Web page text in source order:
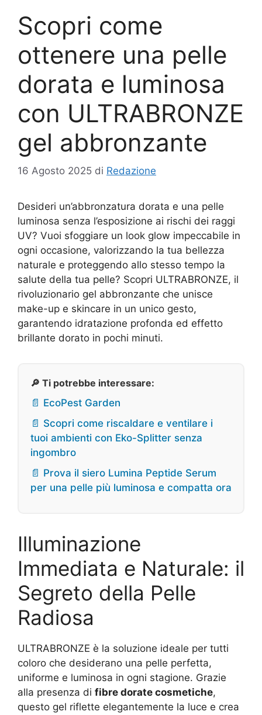
Scopri come
ottenere una pelle
dorata e luminosa
con ULTRABRONZE
gel abbronzante
16 Agosto 2025 di Redazione
Desideri un’abbronzatura dorata e una pelle
luminosa senza l’esposizione ai rischi dei raggi
UV? Vuoi sfoggiare un look glow impeccabile in
ogni occasione, valorizzando la tua bellezza
naturale e proteggendo allo stesso tempo la
salute della tua pelle? Scopri ULTRABRONZE, il
rivoluzionario gel abbronzante che unisce
make-up e skincare in un unico gesto,
garantendo idratazione profonda ed effetto
brillante dorato in pochi minuti.
🔎 Ti potrebbe interessare:
📄 EcoPest Garden
📄 Scopri come riscaldare e ventilare i
tuoi ambienti con Eko-Splitter senza
ingombro
📄 Prova il siero Lumina Peptide Serum
per una pelle più luminosa e compatta ora
Illuminazione
Immediata e Naturale: il
Segreto della Pelle
Radiosa
ULTRABRONZE è la soluzione ideale per tutti
coloro che desiderano una pelle perfetta,
uniforme e luminosa in ogni stagione. Grazie
alla presenza di fibre dorate cosmetiche,
questo gel riflette elegantemente la luce e crea